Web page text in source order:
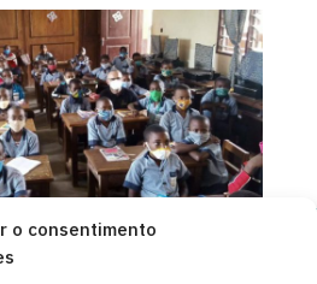
o consentimento